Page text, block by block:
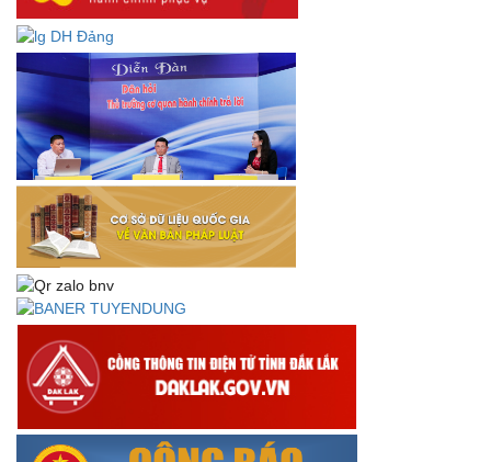
hợp liên ngành
Thông báo về việc tải biểu mẫu báo cáo kết quả 06 năm
thực hiện Nghị quyết số 18-NQ/TW và Nghị quyết số 19-
NQ/TW
Thư chúc mừng của Bộ trưởng Bộ Nội vụ nhân dịp kỷ
niệm 78 năm Ngày thành lập Bộ Nội vụ, Ngày truyền
thống ngành Tổ chức nhà nước (28/8/1945-28/8/2023)
Thông báo về việc đăng tải Bộ câu hỏi và gợi ý trả lời Hội
thi dân vận khéo năm 2023